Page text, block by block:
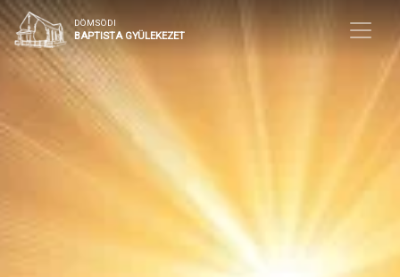
DÖMSÖDI
BAPTISTA GYÜLEKEZET